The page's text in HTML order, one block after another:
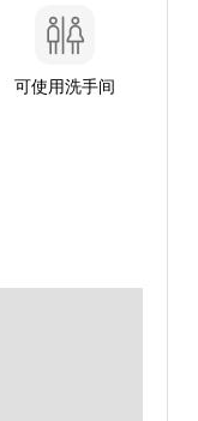
可使用洗手间